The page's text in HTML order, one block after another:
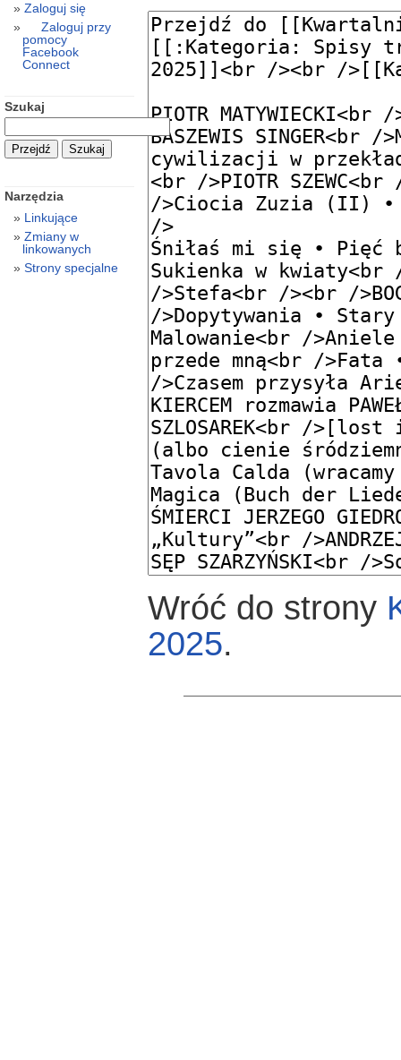
Wróć do strony
2025.
Zaloguj się
Zaloguj przy
pomocy
Facebook
Connect
Szukaj
Narzędzia
Linkujące
Zmiany w
linkowanych
Strony specjalne